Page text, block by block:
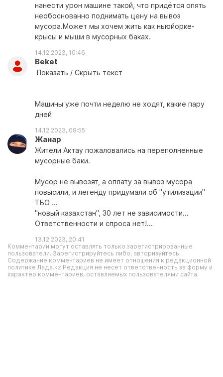
нанести урон машине такой, что придётся опять
необоснованно поднимать цену на вывоз
мусора.Может мы хочем жить как ньюйорке-
крысы и мыши в мусорных баках.
14.12.2023, 10:46
Beket
Показать / Скрыть текст
Машины уже почти неделю не ходят, какие пару
дней
14.12.2023, 08:55
Жанар
Жители Актау пожаловались на переполненные
мусорные баки.
Мусор не вывозят, а оплату за вывоз мусора
повысили, и легенду придумали об "утилизации"
ТБО ...
"новый казахстан", 30 лет не зависимости...
Ответственности и спроса нет!...
13.12.2023, 20:41
Комментарии могут оставлять только зарегистрированные
пользователи. Зарегистрируйтесь либо, авторизуйтесь.
Содержание комментариев не имеет отношения к редакционной
политике Лада.kz.Редакция не несет ответственность за форму и
характер комментариев, оставляемых пользователями сайта.